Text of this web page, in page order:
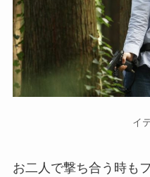
イ
お二人で撃ち合う時も